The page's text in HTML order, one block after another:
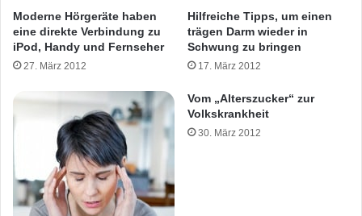
Moderne Hörgeräte haben
eine direkte Verbindung zu
iPod, Handy und Fernseher
27. März 2012
Hilfreiche Tipps, um einen
trägen Darm wieder in
Schwung zu bringen
17. März 2012
Vom „Alterszucker“ zur
Volkskrankheit
30. März 2012